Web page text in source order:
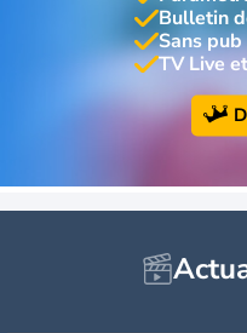
Bulletin
Sans pub
TV Live